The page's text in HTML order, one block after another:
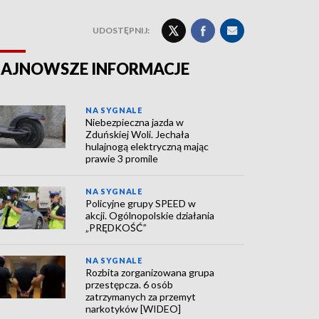
UDOSTĘPNIJ:
INFORMACJE
NA SYGNALE
Niebezpieczna jazda w
Zduńskiej Woli. Jechała
hulajnogą elektryczną mając
prawie 3 promile
NA SYGNALE
Policyjne grupy SPEED w
akcji. Ogólnopolskie działania
„PRĘDKOŚĆ”
NA SYGNALE
Rozbita zorganizowana grupa
przestępcza. 6 osób
zatrzymanych za przemyt
narkotyków [WIDEO]